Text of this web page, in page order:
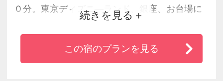
０分。東京ディズニ―ランド、銀座、お台場に
もアクセスが良いホテル（３０分以内）。ツイ
ントリプルルームが中心のファミリーグループ
向けホテルです。又大浴場もあり、ゆったり寛
続きを見る
この宿のプランを見る